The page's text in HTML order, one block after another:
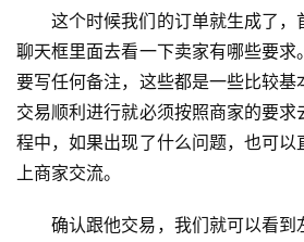
这个时候我们的订单就生成了，
聊天框里面去看一下卖家有哪些要
要写任何备注，这些都是一些比较基
交易顺利进行就必须按照商家的要求
程中，如果出现了什么问题，也可以
上商家交流。
确认跟他交易，我们就可以看到